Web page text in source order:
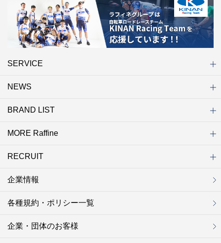
SERVICE
初めての方へ
店舗検索
キャンペーン
ラフィネ マルシェ（通販サイト）
WEB予約
よくある質問（Q&A）
サイトマップ
NEWS
ニュース一覧
お知らせ
オープン
クローズ
リニューアル
その他
BRAND LIST
ブランド一覧
ラフィネ
グランラフィネ
バダンバルー
ラフィネプリュス
プチラフィネ
整体ナチュラルボディ
トータルセラピー
フットデザイン
REFLE（リフレ）
Raffine TOKYO
ラフィネ ランニングスタイル
MORE Raffine
MORE Raffine
ラフィネのこだわり
ラフィネのひみつ
お得で便利なサービス
ラフィネギフト
ラフィネグループアスリート
RECRUIT
セラピスト採用
新卒採用
研修サイト
NOWON!!
企業情報
各種規約・ポリシー一覧
企業・団体のお客様